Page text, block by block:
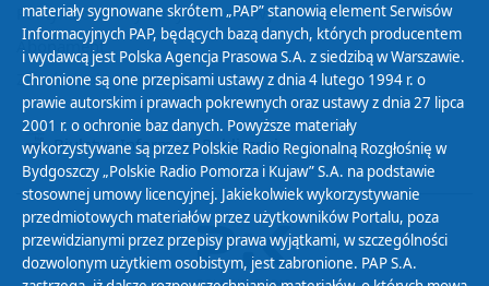
Polityka ochrony danych osobowych
Abonament
Zamówienia publiczne
Biuletyn Informacji Publicznej
materiały sygnowane skrótem „PAP” stanowią element Serwisów
Informacyjnych PAP, będących bazą danych, których producentem
i wydawcą jest Polska Agencja Prasowa S.A. z siedzibą w Warszawie.
Chronione są one przepisami ustawy z dnia 4 lutego 1994 r. o
prawie autorskim i prawach pokrewnych oraz ustawy z dnia 27 lipca
2001 r. o ochronie baz danych. Powyższe materiały
wykorzystywane są przez Polskie Radio Regionalną Rozgłośnię w
Bydgoszczy „Polskie Radio Pomorza i Kujaw” S.A. na podstawie
stosownej umowy licencyjnej. Jakiekolwiek wykorzystywanie
przedmiotowych materiałów przez użytkowników Portalu, poza
przewidzianymi przez przepisy prawa wyjątkami, w szczególności
dozwolonym użytkiem osobistym, jest zabronione. PAP S.A.